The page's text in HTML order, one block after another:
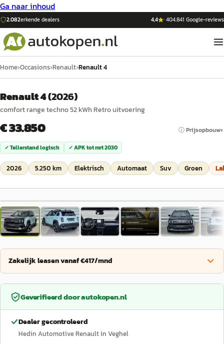
Ga naar inhoud
2.082erkende dealers 4,4 ·404.841 Google-reviews
Home›Occasions›Renault›Renault 4
Renault 4(2026)
comfort range techno 52 kWh Retro uitvoering
€ 33.850 ⓘ Prijsopbouw
✓ Tellerstand logisch ✓ APK totmrt 2030
2026 5.250 km Elektrisch Automaat Suv Groen
1/24
Zakelijk leasen vanaf €417/mnd
Geverifieerd doorautokopen.nl
Dealer gecontroleerd
Hedin Automotive Renault in Veghel